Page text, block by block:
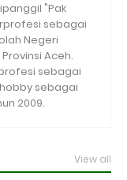
"Pak
sebagai
Negeri
Aceh.
sebagai
sebagai
2009.
View all